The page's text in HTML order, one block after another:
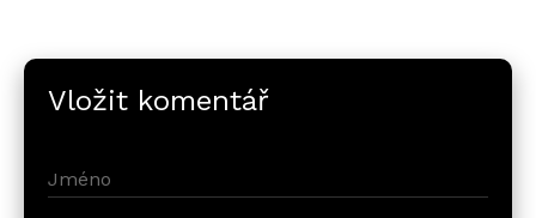
Vložit komentář